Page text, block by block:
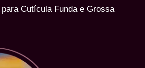
Cutícula Funda e Grossa